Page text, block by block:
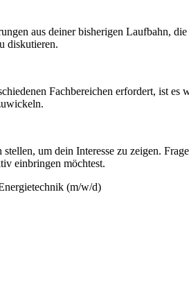
aus deiner bisherigen Laufbahn,
diskutieren.
Fachbereichen erfordert, ist
um dein Interesse zu zeigen.
einbringen möchtest.
(m/w/d)